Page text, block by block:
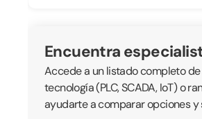
Encuentra
Accede a un listado completo
tecnología (PLC, SCADA, IoT) o
ayudarte a comparar opciones y